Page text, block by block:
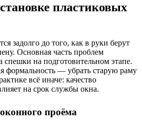
пластиковых
задолго до того, как в руки берут
Основная часть проблем
спешки на подготовительном этапе.
формальность — убрать старую раму
всё иначе: качество
на срок службы окна.
проёма